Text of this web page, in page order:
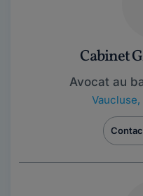
Cabinet
Avocat au
Vaucluse,